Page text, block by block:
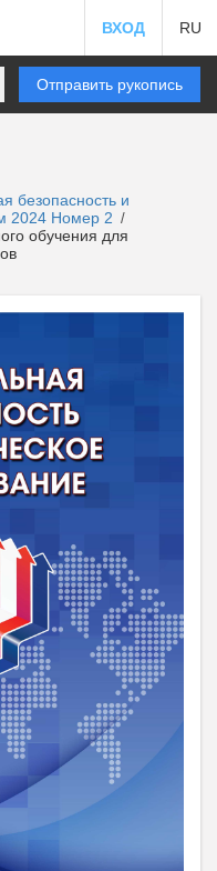
ВХОД RU
Отправить рукопись
безопасность и
2024 Номер 2 /
обучения для